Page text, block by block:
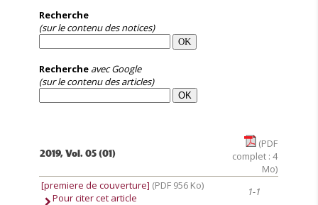
Recherche
(sur le contenu des notices)
Recherche avec Google
(sur le contenu des articles)
2019, Vol. 05 (01)
(PDF
complet : 4
Mo)
[premiere de couverture] (PDF 956 Ko)
Pour citer cet article
1-1